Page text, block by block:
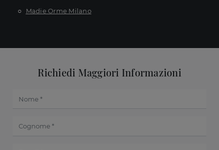
Madie Orme Milano
Richiedi Maggiori Informazioni